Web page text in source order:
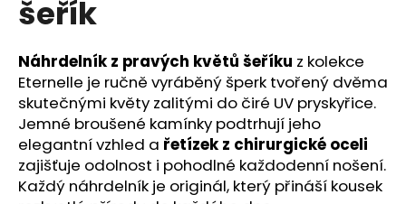
šeřík
Náhrdelník z pravých květů šeříku z kolekce
Eternelle je ručně vyráběný šperk tvořený dvěma
skutečnými květy zalitými do čiré UV pryskyřice.
Jemné broušené kamínky podtrhují jeho
elegantní vzhled a řetízek z chirurgické oceli
zajišťuje odolnost i pohodlné každodenní nošení.
Každý náhrdelník je originál, který přináší kousek
a
í
t
?